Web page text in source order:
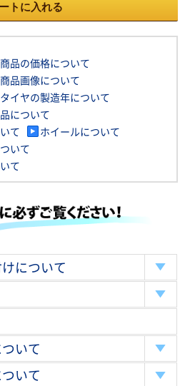
トに入れる
商品の価格について
商品画像について
タイヤの製造年について
について
て
ホイールについて
いて
て
について
いて
いて